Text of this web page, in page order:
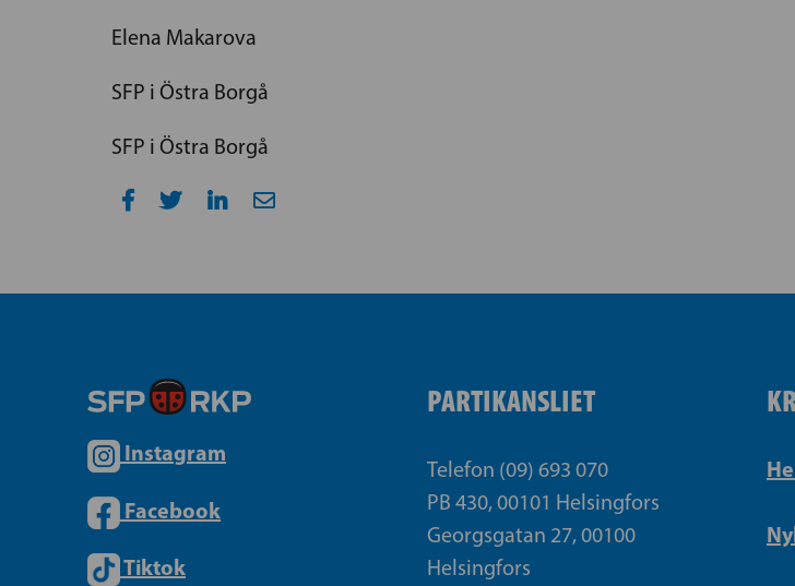
Elena Makarova
SFP i Östra Borgå
SFP i Östra Borgå
Instagram
Facebook
Tiktok
PARTIKANSLIET
Telefon (09) 693 070
PB 430, 00101 Helsingfors
Georgsgatan 27, 00100
Helsingfors